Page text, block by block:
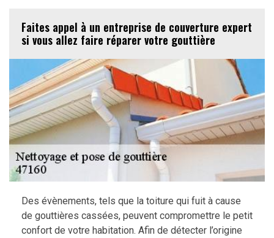
Faites appel à un entreprise de couverture expert
si vous allez faire réparer votre gouttière
Des évènements, tels que la toiture qui fuit à cause
de gouttières cassées, peuvent compromettre le petit
confort de votre habitation. Afin de détecter l’origine